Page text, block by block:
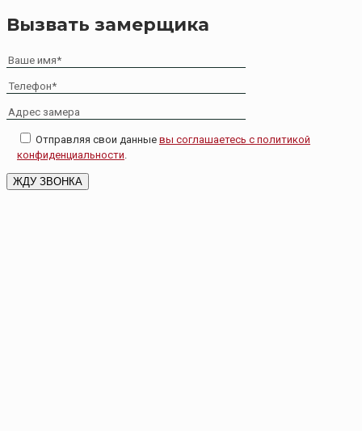
Вызвать замерщика
Отправляя свои данные вы соглашаетесь с политикой
конфиденциальности